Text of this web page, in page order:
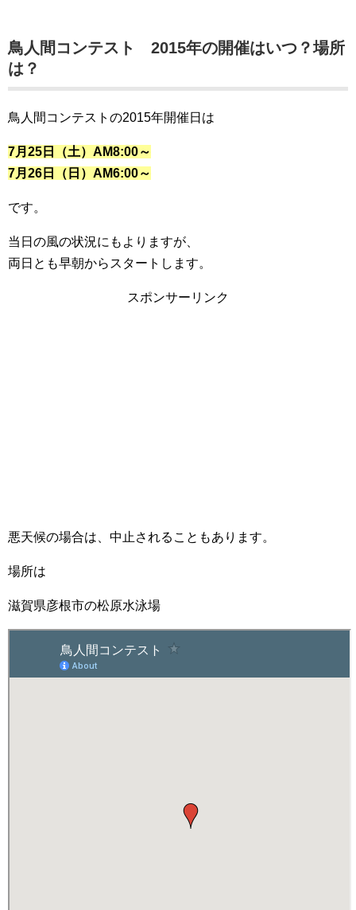
鳥人間コンテスト 2015年の開催はいつ？場所
は？
鳥人間コンテストの2015年開催日は
7月25日（土）AM8:00～
7月26日（日）AM6:00～
です。
当日の風の状況にもよりますが、
両日とも早朝からスタートします。
スポンサーリンク
悪天候の場合は、中止されることもあります。
場所は
滋賀県彦根市の松原水泳場